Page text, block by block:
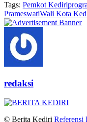
Tags: Pemkot Kediri
PrameswatiWali Kota
redaksi
© Berita Kediri Referensi